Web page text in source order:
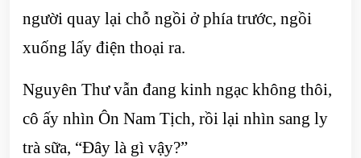
người quay lại chỗ ngồi ở phía trước, ngồi
xuống lấy điện thoại ra.
Nguyên Thư vẫn đang kinh ngạc không thôi,
cô ấy nhìn Ôn Nam Tịch, rồi lại nhìn sang ly
trà sữa, “Đây là gì vậy?”